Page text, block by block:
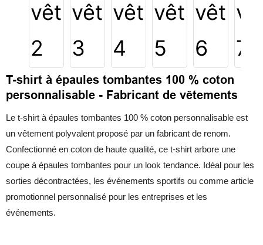
T-shirt à épaules tombantes 100 % coton
personnalisable - Fabricant de vêtements
Le t-shirt à épaules tombantes 100 % coton personnalisable est
un vêtement polyvalent proposé par un fabricant de renom.
Confectionné en coton de haute qualité, ce t-shirt arbore une
coupe à épaules tombantes pour un look tendance. Idéal pour les
sorties décontractées, les événements sportifs ou comme article
promotionnel personnalisé pour les entreprises et les
événements.